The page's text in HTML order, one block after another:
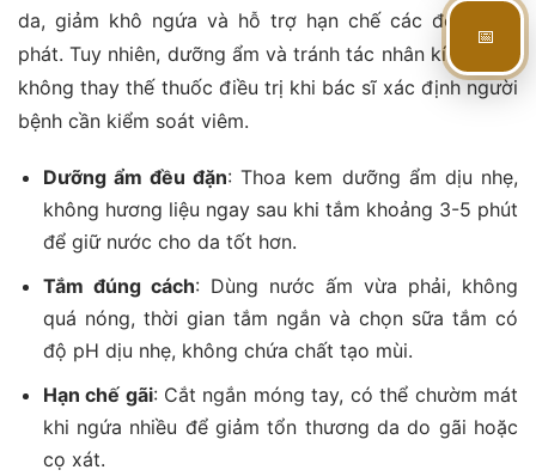
da, giảm khô ngứa và hỗ trợ hạn chế các đợt bùng
phát. Tuy nhiên, dưỡng ẩm và tránh tác nhân kích thích
không thay thế thuốc điều trị khi bác sĩ xác định người
bệnh cần kiểm soát viêm.
Dưỡng ẩm đều đặn: Thoa kem dưỡng ẩm dịu nhẹ,
không hương liệu ngay sau khi tắm khoảng 3-5 phút
để giữ nước cho da tốt hơn.
Tắm đúng cách: Dùng nước ấm vừa phải, không
quá nóng, thời gian tắm ngắn và chọn sữa tắm có
độ pH dịu nhẹ, không chứa chất tạo mùi.
Hạn chế gãi: Cắt ngắn móng tay, có thể chườm mát
khi ngứa nhiều để giảm tổn thương da do gãi hoặc
cọ xát.
📅